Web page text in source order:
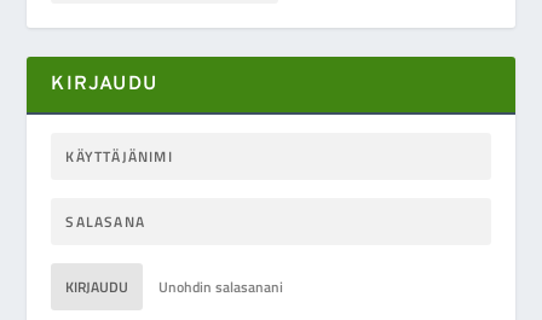
KIRJAUDU
KIRJAUDU Unohdin salasanani